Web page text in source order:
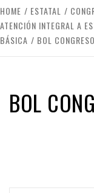
HOME ESTATAL
ATENCIÓN INTEGRAL A
BÁSICA
BOL
BOL